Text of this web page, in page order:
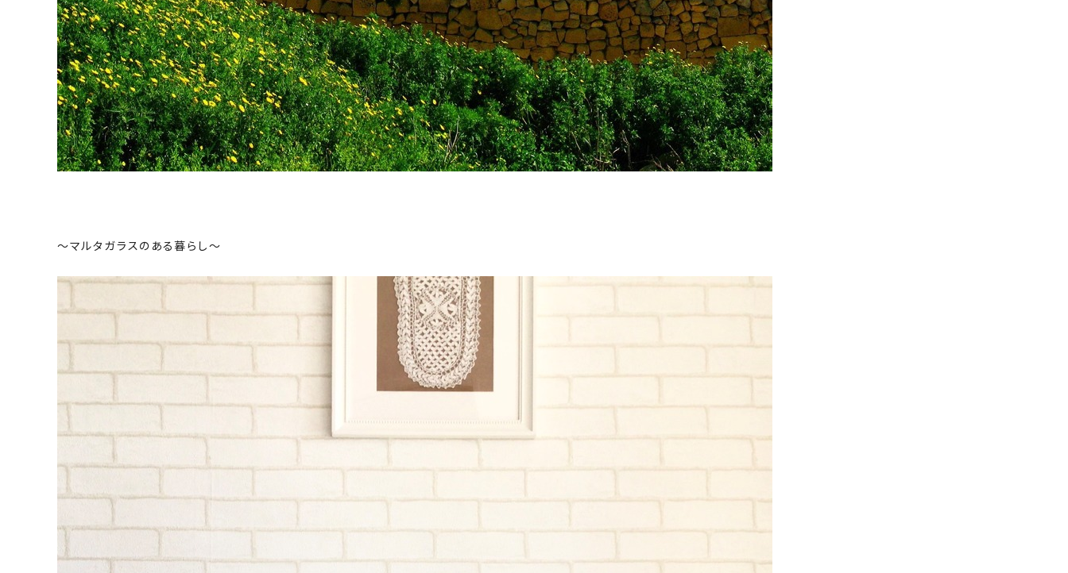
～マルタガラスのある暮らし～